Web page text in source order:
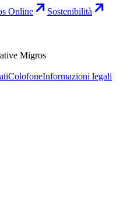
Online
Sostenibilità
Migros
ColofoneInformazioni legali